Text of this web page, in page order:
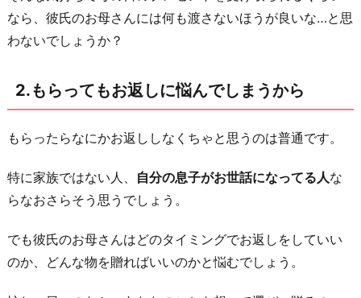
か
ら
ま
お
母
さ
ん
なら、彼氏のお母さんには何も渡さないほうが良いな…と思
わないでしょうか？
2.もらってもお返しに悩んでしまうから
もらったらなにかお返ししなくちゃと思うのは普通です。
特に家族ではない人、 自分の息子がお世話になってる人な
らなおさらそう思うでしょう。
でも彼氏のお母さんはどのタイミングでお返しをしていい
のか、どんな物を贈ればいいのかと悩むでしょう。